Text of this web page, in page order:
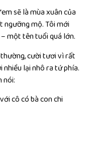
sẽ là mùa xuân của
ngưỡng mộ. Tôi mới
– một tên tuổi quá lớn.
cười tươi vì rất
lại nhô ra tứ phía.
nói:
cô có bà con chi